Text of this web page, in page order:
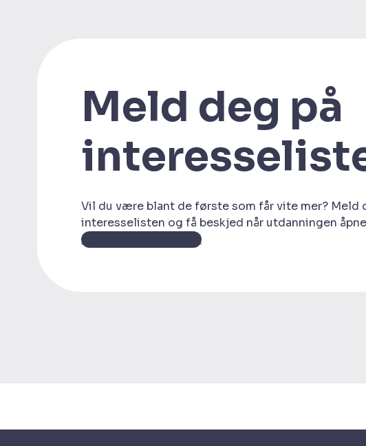
Meld deg på
Vil du være blant de første som får vite mer? Meld
interesselisten og få beskjed når utdanningen
Gå til interesselisten!